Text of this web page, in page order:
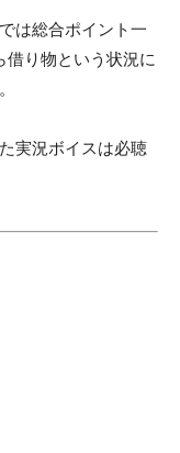
は総合ポイント一
り物という状況に
実況ボイスは必聴